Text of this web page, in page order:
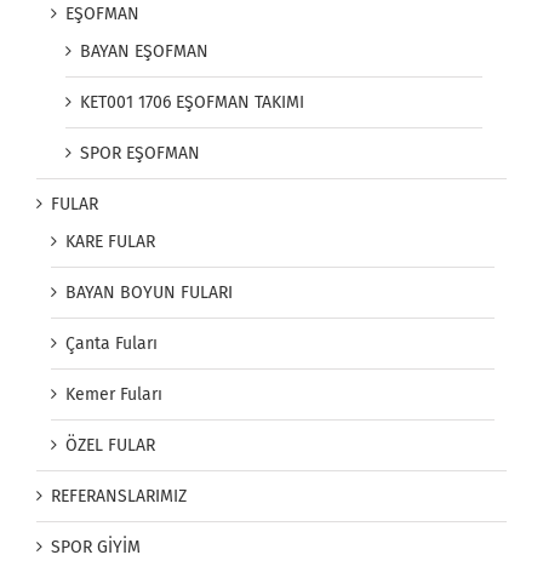
EŞOFMAN
BAYAN EŞOFMAN
KET001 1706 EŞOFMAN TAKIMI
SPOR EŞOFMAN
FULAR
KARE FULAR
BAYAN BOYUN FULARI
Çanta Fuları
Kemer Fuları
ÖZEL FULAR
REFERANSLARIMIZ
SPOR GİYİM